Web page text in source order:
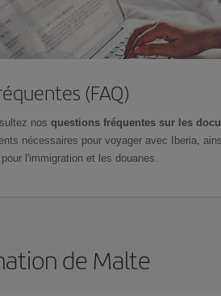
(FAQ)
nos questions fréquentes sur les
nécessaires pour voyager avec Iberia,
l'immigration et les douanes.
de Malte